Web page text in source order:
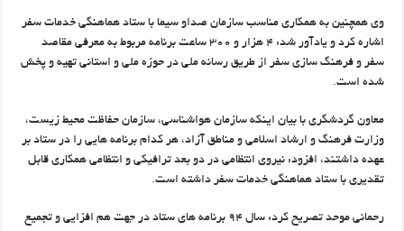
وی همچنین به همکاری مناسب سازمان صداو سیما با ستاد هماهنگی خدمات سفر
اشاره کرد و یادآور شد: ۴ هزار و ۳۰۰ ساعت برنامه مربوط به معرفی مقاصد
سفر و فرهنگ سازی سفر از طریق رسانه ملی در حوزه ملی و استانی تهیه و پخش
شده است.
معاون گردشگری با بیان اینکه سازمان هواشناسی، سازمان حفاظت محیط زیست،
وزارت فرهنگ و ارشاد اسلامی و مناطق آزاد، هر کدام برنامه هایی را در ستاد بر
عهده داشتند، افزود: نیروی انتظامی در دو بعد ترافیکی و انتظامی همکاری قابل
تقدیری با ستاد هماهنگی خدمات سفر داشته است.
رحمانی موحد تصریح کرد: سال ۹۴ برنامه های ستاد در جهت هم افزایی و تجمیع